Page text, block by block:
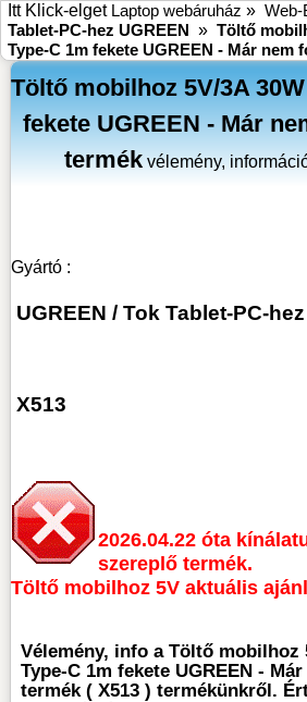
Itt Klick-elget Laptop webáruház » Web-
Tablet-PC-hez UGREEN » Töltő
Type-C 1m fekete UGREEN - Már nem
Töltő mobilhoz 5V/3A
fekete UGREEN - Már
termékvélemény,
Gyártó :
UGREEN / Tok Tablet-PC-
X513
2026.04.22 óta
szereplő termék.
Töltő mobilhoz 5V aktuális
Vélemény, info a Töltő mobilhoz
Type-C 1m fekete UGREEN -
termék ( X513 ) termékünkről.